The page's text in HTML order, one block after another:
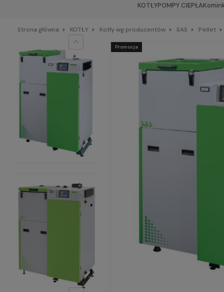
KOTŁYPOMPY CIEPŁA
Strona główna KOTŁY Kotły wg producentów SAS Pellet
Promocja